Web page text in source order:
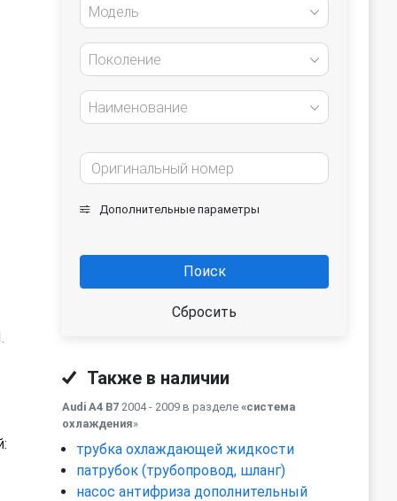
Модель
Поколение
Наименование
Дополнительные параметры
Поиск
Сбросить
Также в наличии
Audi A4 B7 2004 - 2009 в разделе «система
охлаждения»
трубка охлаждающей жидкости
патрубок (трубопровод, шланг)
насос антифриза дополнительный